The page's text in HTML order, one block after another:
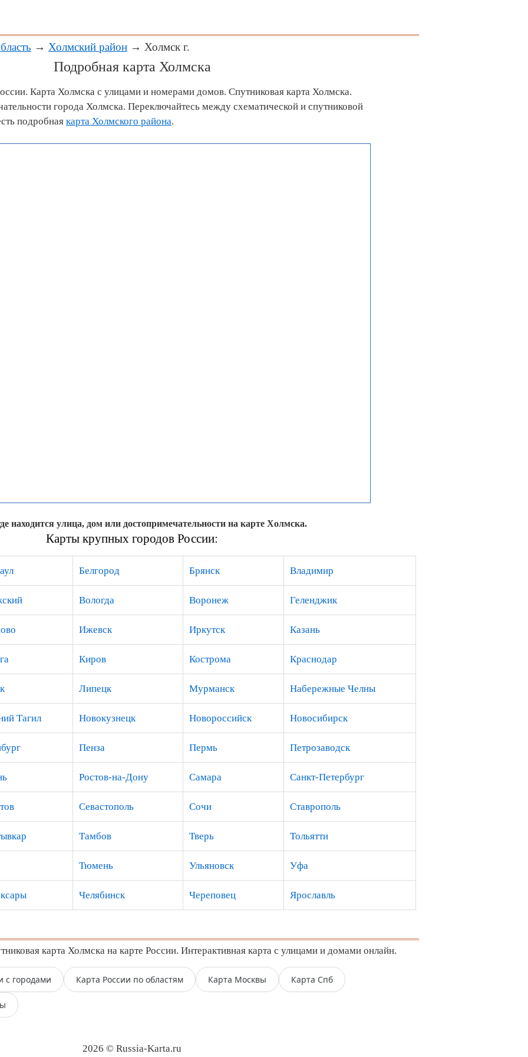
→ Холмский район → Холмск г.
Подробная карта Холмска
Карта Холмска с улицами и номерами домов. Спутниковая карта Холмска.
города Холмска. Переключайтесь между схематической и спутниковой
подробная карта Холмского района.
находится улица, дом или достопримечательности на карте Холмска.
Карты крупных городов России:
Белгород Брянск Владимир
Вологда Воронеж Геленджик
Ижевск Иркутск Казань
Киров Кострома Краснодар
Липецк Мурманск Набережные Челны
Тагил Новокузнецк Новороссийск Новосибирск
Пенза Пермь Петрозаводск
Ростов-на-Дону Самара Санкт-Петербург
Севастополь Сочи Ставрополь
Тамбов Тверь Тольятти
Тюмень Ульяновск Уфа
Челябинск Череповец Ярославль
карта Холмска на карте России. Интерактивная карта с улицами и домами онлайн.
с городами Карта России по областям Карта Москвы Карта Спб
2026 © Russia-Karta.ru